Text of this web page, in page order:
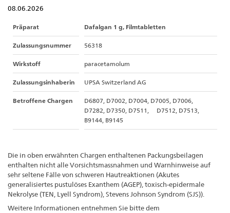
08.06.2026
Präparat Dafalgan 1 g, Filmtabletten
Zulassungsnummer 56318
Wirkstoff paracetamolum
Zulassungsinhaberin UPSA Switzerland AG
Betroffene Chargen
D6807, D7002, D7004, D7005, D7006,
D7282, D7350, D7511, D7512, D7513,
B9144, B9145
Die in oben erwähnten Chargen enthaltenen Packungsbeilagen
enthalten nicht alle Vorsichtsmassnahmen und Warnhinweise auf
sehr seltene Fälle von schweren Hautreaktionen (Akutes
generalisiertes pustulöses Exanthem (AGEP), toxisch-epidermale
Nekrolyse (TEN, Lyell Syndrom), Stevens Johnson Syndrom (SJS)).
Weitere Informationen entnehmen Sie bitte dem